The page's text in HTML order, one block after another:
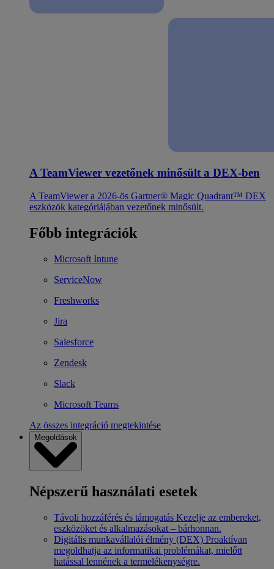
A TeamViewer vezetőnek minősült a DEX-ben
A TeamViewer a 2026-ös Gartner® Magic Quadrant™ DEX
eszközök kategóriájában vezetőnek minősült.
Főbb integrációk
Microsoft Intune
ServiceNow
Freshworks
Jira
Salesforce
Zendesk
Slack
Microsoft Teams
Az összes integráció megtekintése
Megoldások
Népszerű használati esetek
Távoli hozzáférés és támogatás Kezelje az embereket,
eszközöket és alkalmazásokat – bárhonnan.
Digitális munkavállalói élmény (DEX) Proaktívan
megoldhatja az informatikai problémákat, mielőtt
hatással lennének a termelékenységre.